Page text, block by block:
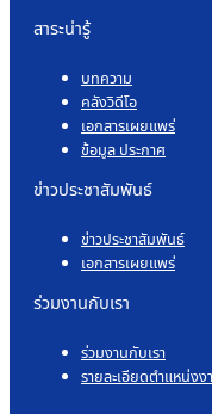
สาระน่ารู้
บทความ
คลังวิดีโอ
เอกสารเผยแพร่
ข้อมูล ประกาศ
ข่าวประชาสัมพันธ์
ข่าวประชาสัมพันธ์
เอกสารเผยแพร่
ร่วมงานกับเรา
ร่วมงานกับเรา
รายละเอียดตำแหน่งง